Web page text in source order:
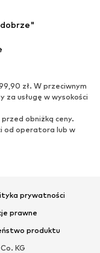
zł. W przeciwnym
za usługę w wysokości
obniżką ceny.
od operatora lub w
prywatności
prawne
produktu
KG